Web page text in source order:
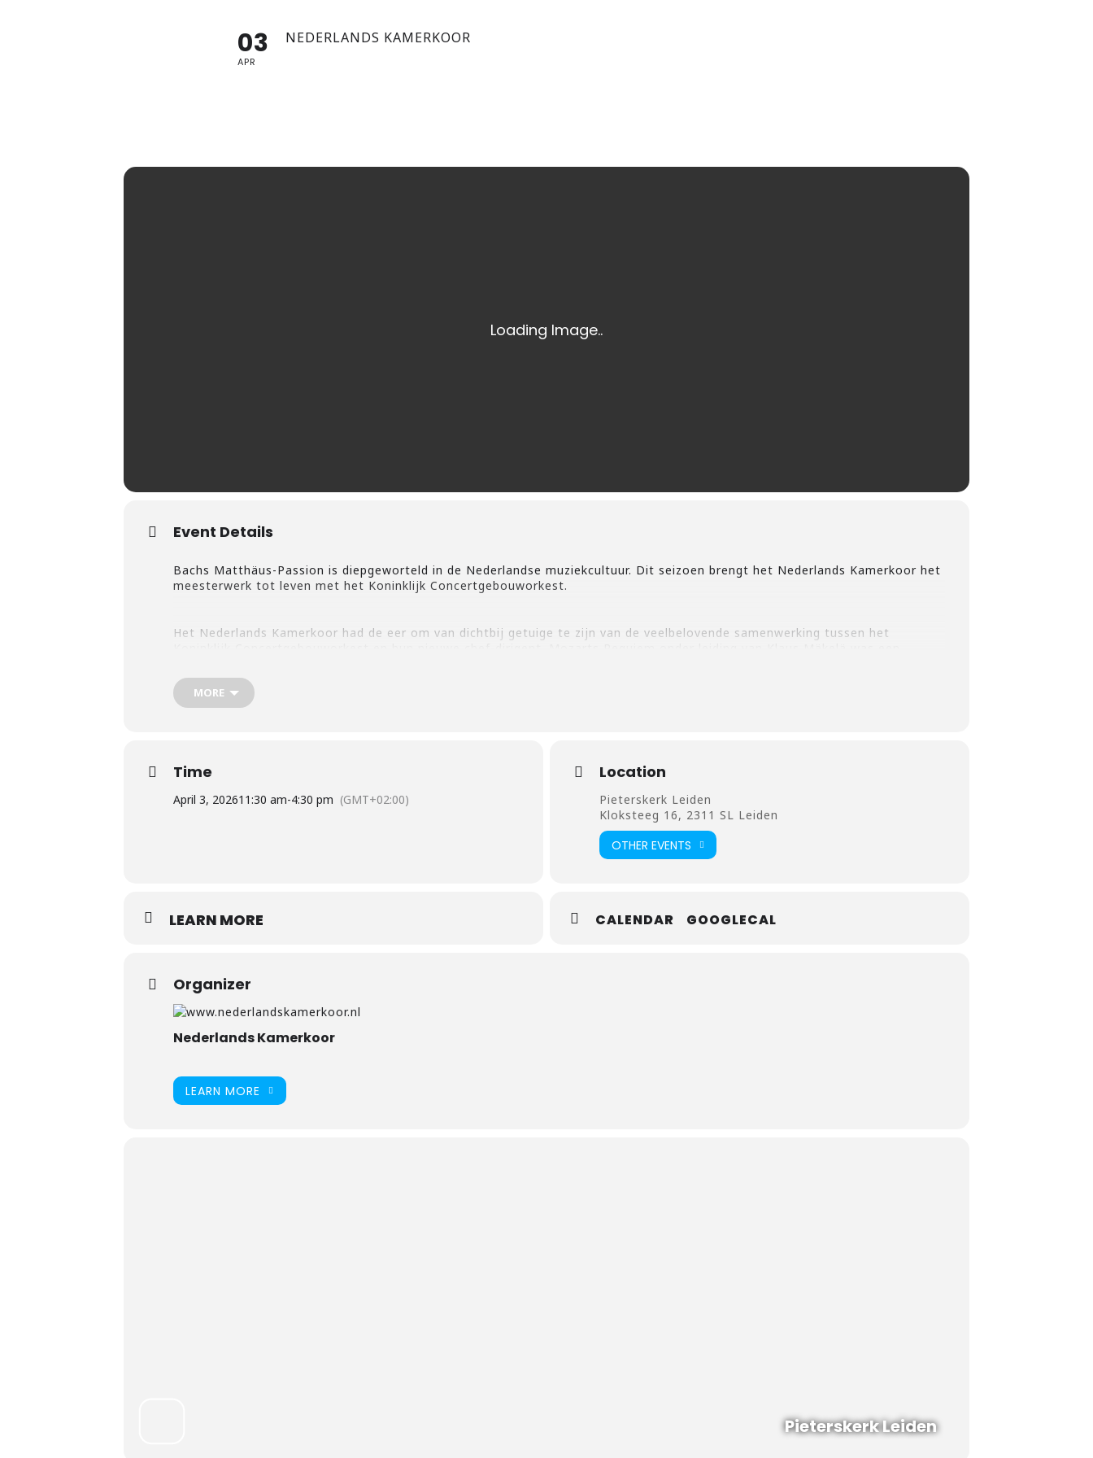
03
APR
NEDERLANDS KAMERKOOR
Event Details
Bachs Matthäus-Passion is diepgeworteld in de Nederlandse muziekcultuur. Dit seizoen brengt het Nederlands Kamerkoor het
meesterwerk tot leven met het Koninklijk Concertgebouworkest.
Het Nederlands Kamerkoor had de eer om van dichtbij getuige te zijn van de veelbelovende samenwerking tussen het
MORE
Time
April 3, 202611:30 am-4:30 pm (GMT+02:00)
Location
Pieterskerk Leiden
Kloksteeg 16, 2311 SL Leiden
OTHER EVENTS
LEARN MORE CALENDAR GOOGLECAL
Organizer
Nederlands Kamerkoor
LEARN MORE
Pieterskerk Leiden